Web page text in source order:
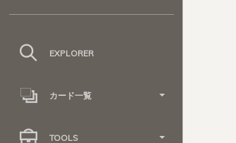
EXPLORER
カード一覧
TOOLS